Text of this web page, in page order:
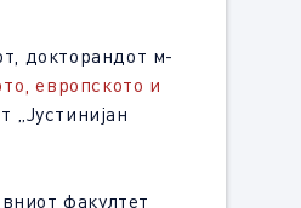
докторандот м-
европското и
факултет